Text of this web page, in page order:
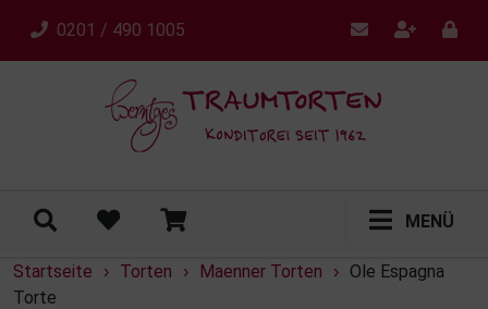
0201 / 490 1005
MENÜ
Startseite › Torten › Maenner Torten ›
Ole Espagna
Torte